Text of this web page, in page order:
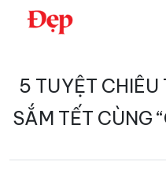
Chuyển
kiếm
cho:
5 TUYỆT CHIÊU
SẮM TẾT CÙNG